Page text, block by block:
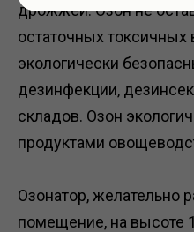
дрожжей. Озон не
остаточных токсичных
экологически
дезинфекции,
складов. Озон
продуктами
Озонатор, желательно
помещение, на высоте